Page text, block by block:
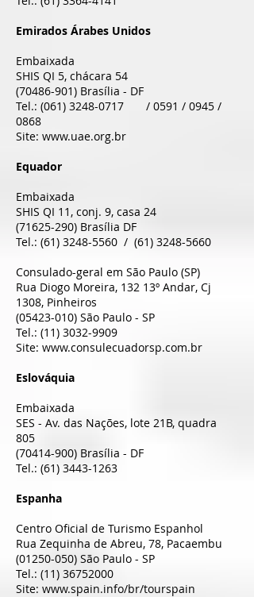
Emirados Árabes Unidos
Embaixada
SHIS QI 5, chácara 54
(70486-901) Brasília - DF
Tel.: (061) 3248-0717 / 0591 / 0945 /
0868
Site: www.uae.org.br
Equador
Embaixada
SHIS QI 11, conj. 9, casa 24
(71625-290) Brasília DF
Tel.: (61) 3248-5560 / (61) 3248-5660
Consulado-geral em São Paulo (SP)
Rua Diogo Moreira, 132 13º Andar, Cj
1308, Pinheiros
(05423-010) São Paulo - SP
Tel.: (11) 3032-9909
Site: www.consulecuadorsp.com.br
Eslováquia
Embaixada
SES - Av. das Nações, lote 21B, quadra
805
(70414-900) Brasília - DF
Tel.: (61) 3443-1263
Espanha
Centro Oficial de Turismo Espanhol
Rua Zequinha de Abreu, 78, Pacaembu
(01250-050) São Paulo - SP
Tel.: (11) 36752000
Site: www.spain.info/br/tourspain